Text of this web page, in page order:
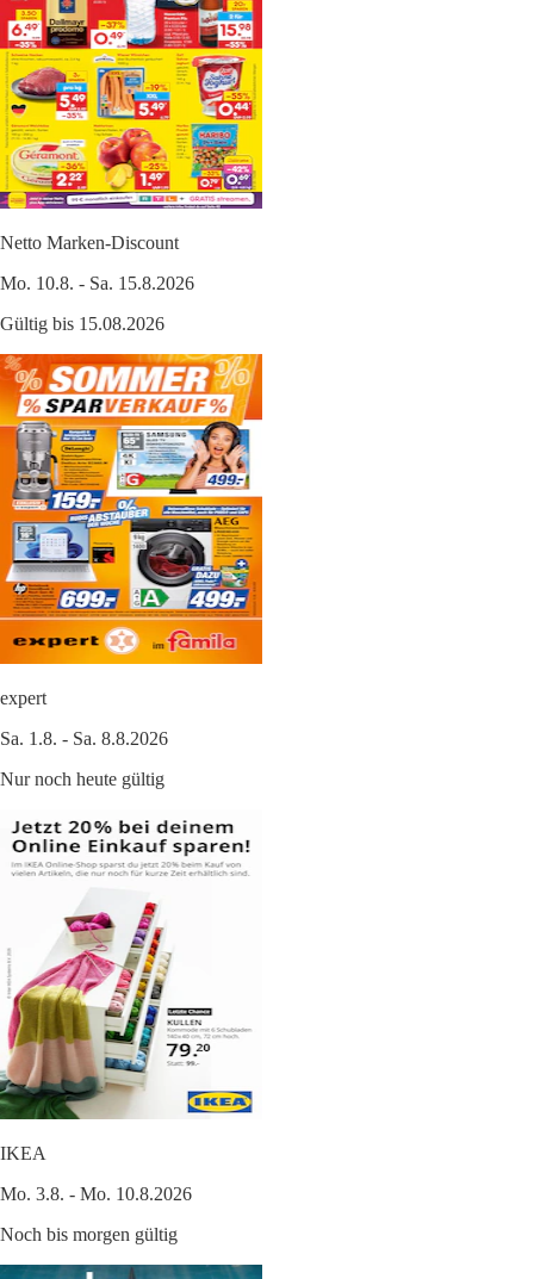
Netto Marken-Discount
Mo. 10.8. - Sa. 15.8.2026
Gültig bis 15.08.2026
expert
Sa. 1.8. - Sa. 8.8.2026
Nur noch heute gültig
IKEA
Mo. 3.8. - Mo. 10.8.2026
Noch bis morgen gültig